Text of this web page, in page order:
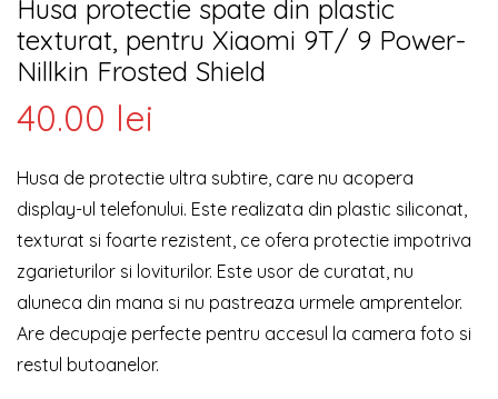
Husa protectie spate din plastic
texturat, pentru Xiaomi 9T/ 9 Power-
Nillkin Frosted Shield
40.00 lei
Husa de protectie ultra subtire, care nu acopera
display-ul telefonului. Este realizata din plastic siliconat,
texturat si foarte rezistent, ce ofera protectie impotriva
zgarieturilor si loviturilor. Este usor de curatat, nu
aluneca din mana si nu pastreaza urmele amprentelor.
Are decupaje perfecte pentru accesul la camera foto si
restul butoanelor.